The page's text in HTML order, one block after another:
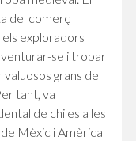
del comerç
els exploradors
se i trobar
grans de
tant, va
de chiles a les
Mèxic i Amèrica